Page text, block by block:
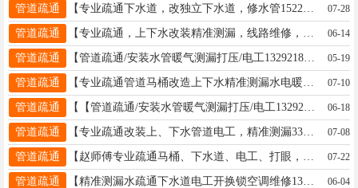
管道疏通 07-28
管道疏通 06-14
管道疏通 【管道疏通/安装水管暖气测漏打压/电工13292185382)】: 疏通上下水管，坐便器，便池，污水井，下水道，改装维修疏通，家庭上下污水管，安装维修卫浴，水管，水龙头，阀门，水表，安装维修橱柜，电锤水钻打眼，卫生间防水，房顶防水，清洗地暖，更换分水器，地暖水管测漏，安装维修太阳能，太阳能移机，安装维修热水器和液晶电视，按装维修洗衣机，油烟机，浴霸灯具维修，家庭电路维修更换插座，漏电保护器等，开锁换锁，更换锁具。 服务电话13292185382 地址、电话：服务电话13292185382 05-19
管道疏通 07-10
管道疏通 06-18
管道疏通 【专业疏通改装上、下水管道电工，精准测漏3333006】: 疏通改装维修上下水管道、疏通污水井管道、电锤打孔、安装更换水管、便池、阀门、热水器。疏通管道、修水管、换阀门、水龙头、水表、坐便器便盆、皮碗、水钻打孔，卫生间防水，建筑杂活疏通管道 承接疏通各种疑难下水道、上下水安装 专业疏通改装上、下水管道、电锤打孔、便池阀门热水器。疏通管道修水管换阀门、水龙头、水表、坐便器便盆、皮碗、水钻打孔，家庭电工、卫生间防水、清洗地暖 精准测漏水 地暖 暖气 自来水精准测漏水 地暖测堵 开换锁 清洗太阳能 清洗热水器 地址、电话：邢台市3333006--15632978857 07-08
管道疏通 07-22
管道疏通 【精准测漏水疏通下水道电工开换锁空调维修13229869995】: 疏通改装维修上下水管道、疏通污水井管道、电锤打孔、安装更换水管、便池、阀门、热水器。疏通管道、修水管、换阀门、水龙头、水表、坐便器便盆、皮碗、水钻打孔，卫生间防水，建筑杂活疏通管道 承接疏通各种疑难下水道、上下水安装 专业疏通改装上、下水管道、电锤打孔、便池阀门热水器。疏通管道修水管换阀门、水龙头、水表、坐便器便盆、皮碗、水钻打孔，家庭电工、卫生间防水、清洗地暖 精准测漏水 地暖 暖气 自来水精准测漏水 地暖测堵 开换锁 清洗太阳能 清洗热水器 地址、电话：桥东3097818桥西2222515一2222267 06-04